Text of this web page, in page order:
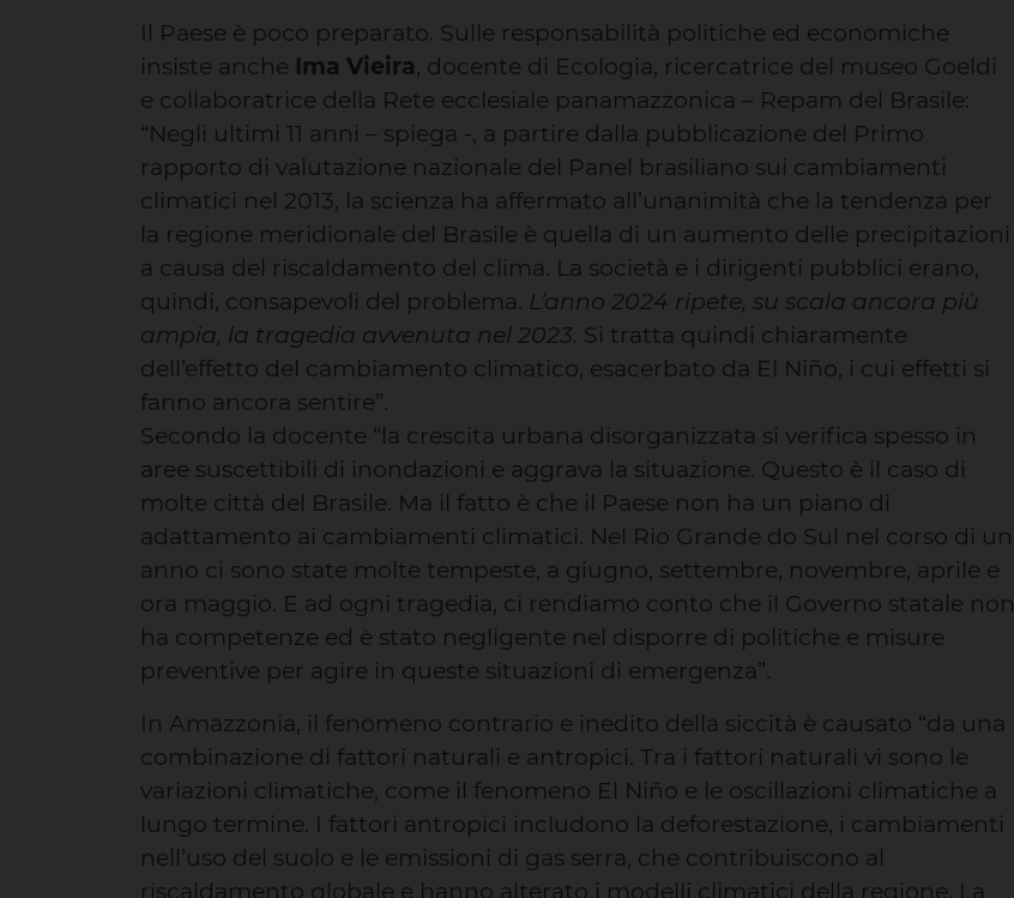
Il Paese è poco preparato. Sulle responsabilità politiche ed economiche
insiste anche Ima Vieira, docente di Ecologia, ricercatrice del museo Goeldi
e collaboratrice della Rete ecclesiale panamazzonica – Repam del Brasile:
“Negli ultimi 11 anni – spiega -, a partire dalla pubblicazione del Primo
rapporto di valutazione nazionale del Panel brasiliano sui cambiamenti
climatici nel 2013, la scienza ha affermato all’unanimità che la tendenza per
la regione meridionale del Brasile è quella di un aumento delle precipitazioni
a causa del riscaldamento del clima. La società e i dirigenti pubblici erano,
quindi, consapevoli del problema. L’anno 2024 ripete, su scala ancora più
ampia, la tragedia avvenuta nel 2023. Si tratta quindi chiaramente
dell’effetto del cambiamento climatico, esacerbato da El Niño, i cui effetti si
fanno ancora sentire”.
Secondo la docente “la crescita urbana disorganizzata si verifica spesso in
aree suscettibili di inondazioni e aggrava la situazione. Questo è il caso di
molte città del Brasile. Ma il fatto è che il Paese non ha un piano di
adattamento ai cambiamenti climatici. Nel Rio Grande do Sul nel corso di un
anno ci sono state molte tempeste, a giugno, settembre, novembre, aprile e
ora maggio. E ad ogni tragedia, ci rendiamo conto che il Governo statale non
ha competenze ed è stato negligente nel disporre di politiche e misure
preventive per agire in queste situazioni di emergenza”.
In Amazzonia, il fenomeno contrario e inedito della siccità è causato “da una
combinazione di fattori naturali e antropici. Tra i fattori naturali vi sono le
variazioni climatiche, come il fenomeno El Niño e le oscillazioni climatiche a
lungo termine. I fattori antropici includono la deforestazione, i cambiamenti
nell’uso del suolo e le emissioni di gas serra, che contribuiscono al
riscaldamento globale e hanno alterato i modelli climatici della regione. La